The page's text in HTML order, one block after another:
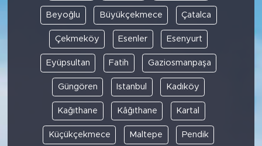
Beyoğlu Büyükçekmece Çatalca
Çekmeköy Esenler Esenyurt
Eyüpsultan Fatih Gaziosmanpaşa
Güngören Istanbul Kadıköy
Kağıthane Kâğıthane Kartal
Küçükçekmece Maltepe Pendik
KÜLTÜR SANAT
YAŞAM
TARİHTEN GÜNÜMÜZE
TARİH
KADIN